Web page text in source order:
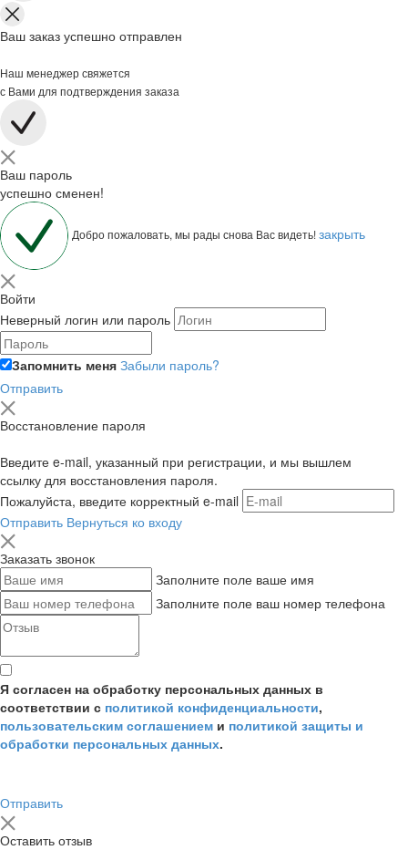
Ваш заказ успешно отправлен
Наш менеджер свяжется
с Вами для подтверждения заказа
Ваш пароль
успешно сменен!
Добро пожаловать, мы рады снова Вас видеть!закрыть
Войти
Неверный логин или пароль
Запомнить меня Забыли пароль?
Отправить
Восстановление пароля
Введите e-mail, указанный при регистрации, и мы вышлем
ссылку для восстановления пароля.
Пожалуйста, введите корректный e-mail
Отправить Вернуться ко входу
Заказать звонок
Заполните поле ваше имя
Заполните поле ваш номер телефона
Я согласен на обработку персональных данных в
соответствии с политикой конфиденциальности,
пользовательским соглашением и политикой защиты и
обработки персональных данных.
Отправить
Оставить отзыв